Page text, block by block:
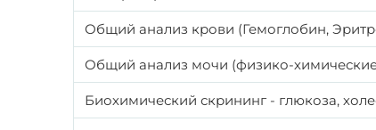
Общий анализ крови (Гемоглобин,
Общий анализ мочи (физико-
Биохимический скрининг - глюкоза,